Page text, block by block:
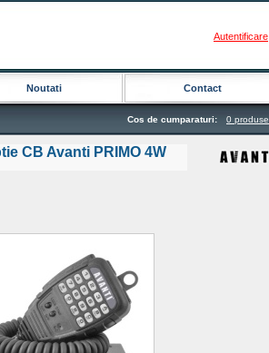
Autentificare
Noutati Contact
Cos de cumparaturi: 0 produse
CB Avanti PRIMO 4W